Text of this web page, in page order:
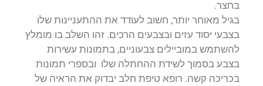
בחצר.
בגיל מאוחר יותר, חשוב לעודד את ההתעניינות שלו
בצבעי יסוד עזים ובצבעים הרכים. זהו השלב בו מומלץ
להשתמש במוביילים צבעוניים, בתמונות עשירות
בצבע בסמוך לשידת ההחתלה שלו ובספרי תמונות
בכריכה קשה. רופא טיפת חלב יבדוק את הראיה של